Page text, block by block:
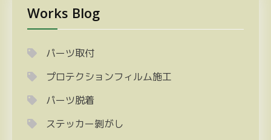
ペ
ジ
送
り
Works Blog
パーツ取付
プロテクションフィルム施工
パーツ脱着
ステッカー剝がし